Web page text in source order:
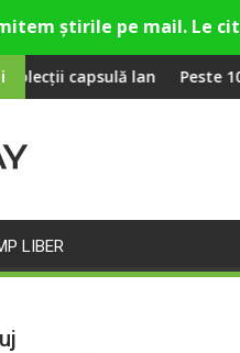
cu Gina, Smiley și
Peste 100 000 de oameni
LIBER